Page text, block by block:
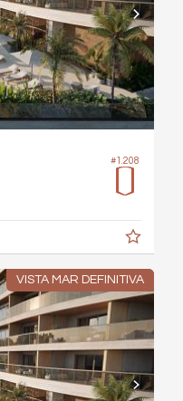
#1.208
VISTA MAR DEFINITIVA